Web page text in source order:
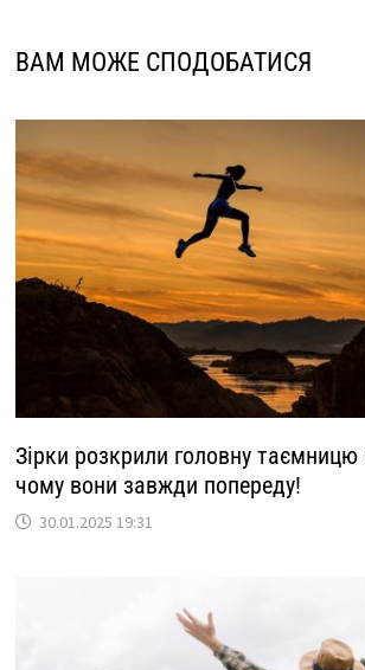
ВАМ МОЖЕ СПОДОБАТИСЯ
Зірки розкрили головну таємницю
чому вони завжди попереду!
30.01.2025 19:31